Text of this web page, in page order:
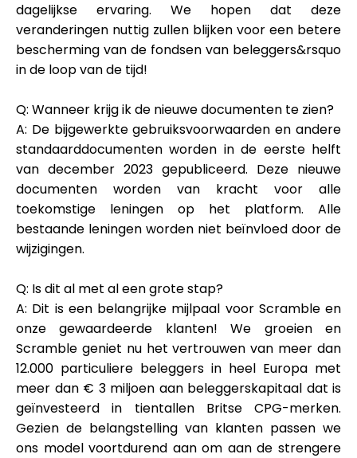
dagelijkse ervaring. We hopen dat deze
veranderingen nuttig zullen blijken voor een betere
bescherming van de fondsen van beleggers&rsquo
in de loop van de tijd!
Q: Wanneer krijg ik de nieuwe documenten te zien?
A: De bijgewerkte gebruiksvoorwaarden en andere
standaarddocumenten worden in de eerste helft
van december 2023 gepubliceerd. Deze nieuwe
documenten worden van kracht voor alle
toekomstige leningen op het platform. Alle
bestaande leningen worden niet beïnvloed door de
wijzigingen.
Q: Is dit al met al een grote stap?
A: Dit is een belangrijke mijlpaal voor Scramble en
onze gewaardeerde klanten! We groeien en
Scramble geniet nu het vertrouwen van meer dan
12.000 particuliere beleggers in heel Europa met
meer dan € 3 miljoen aan beleggerskapitaal dat is
geïnvesteerd in tientallen Britse CPG-merken.
Gezien de belangstelling van klanten passen we
ons model voortdurend aan om aan de strengere